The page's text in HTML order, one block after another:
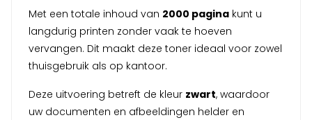
Met een totale inhoud van 2000 pagina kunt u
langdurig printen zonder vaak te hoeven
vervangen. Dit maakt deze toner ideaal voor zowel
thuisgebruik als op kantoor.
Deze uitvoering betreft de kleur zwart, waardoor
uw documenten en afbeeldingen helder en